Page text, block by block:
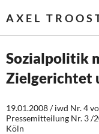
AXEL
Startseite
Themen
Sozialpolitik
Zielgerichtet
19.01.2008 / iwd Nr. 4
Pressemitteilung Nr. 3 /
Köln